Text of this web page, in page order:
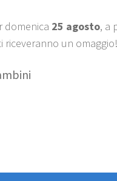
domenica 25 agosto, a
riceveranno un omaggio!